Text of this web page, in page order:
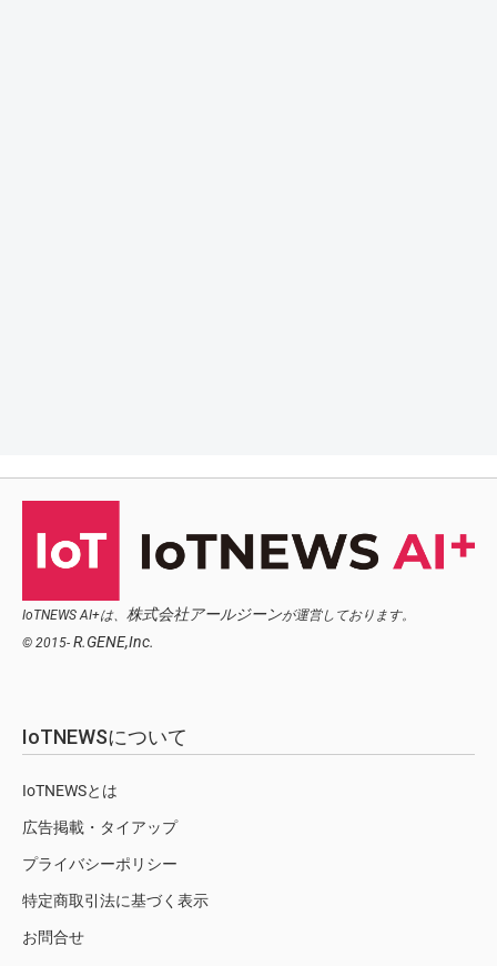
IoTNEWS AI+は、 株式会社アールジーンが運営しております。
© 2015- R.GENE,Inc.
IoTNEWSについて
IoTNEWSとは
広告掲載・タイアップ
プライバシーポリシー
特定商取引法に基づく表示
お問合せ